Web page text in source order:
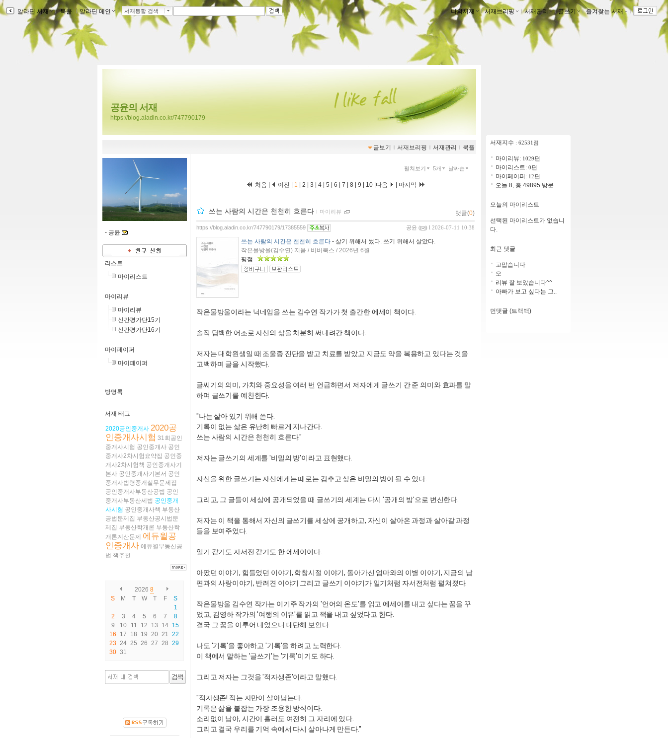
알라딘 서재 ｌ북플 ｌ알라딘 메인 ｌ 서재통합 검색 나의서재 ｌ서재브리핑 ｌ서재관리 ｌ글쓰기 ｌ즐겨찾는 서재 ｌ
공윤의 서재
https://blog.aladin.co.kr/747790179
글보기 ｌ 서재브리핑 ｌ 서재관리 ｌ 북플
- 공윤
리스트
마이리스트
마이리뷰
마이리뷰
신간평가단15기
신간평가단16기
마이페이퍼
마이페이퍼
방명록
서재 태그
2020공인중개사 2020공
인중개사시험 31회공인
중개사시험 공인중개사 공인
중개사2차시험요약집 공인중
개사2차시험책 공인중개사기
본사 공인중개사기본서 공인
중개사법령중개실무문제집
공인중개사부동산공법 공인
중개사부동산세법 공인중개
사시험 공인중개사책 부동산
공법문제집 부동산공시법문
제집 부동산학개론 부동산학
개론계산문제 에듀윌공
인중개사 에듀윌부동산공
법 책추천
2026 8
S
M T W T F
S
1
2
3 4 5 6 7
8
9
10 11 12 13 14 15
16
17 18 19 20 21 22
23 24 25 26 27 28 29
30 31
펼쳐보기 5개 날짜순
처음 | 이전 | 1 2 3 4 5 6 7 8 9 10 다음 마지막
쓰는 사람의 시간은 천천히 흐른다 ｌ 마이리뷰 댓글(0)
공윤 ( ) l 2026-07-11 10:38
https://blog.aladin.co.kr/747790179/17385559
쓰는 사람의 시간은 천천히 흐른다 - 살기 위해서 썼다. 쓰기 위해서 살았다.
작은물방울(김수연) 지음 / 비버북스 / 2026년 6월
평점 :
작은물방울이라는 닉네임을 쓰는 김수연 작가가 첫 출간한 에세이 책이다.
솔직 담백한 어조로 자신의 삶을 차분히 써내려간 책이다.
저자는 대학원생일 때 조울증 진단을 받고 치료를 받았고 지금도 약을 복용하고 있다는 것을
고백하며 글을 시작했다.
글씨기의 의미, 가치와 중요성을 여러 번 언급하면서 저자에게 글쓰기 간 준 의미와 효과를 말
하며 글쓰기를 예찬한다.
"나는 살아 있기 위해 쓴다.
기록이 없는 삶은 유난히 빠르게 지나간다.
쓰는 사람의 시간은 천천히 흐른다."
저자는 글쓰기의 세계를 '비밀의 방'이라고 표현했다.
자신을 위한 글쓰기는 자신에게는 때로는 감추고 싶은 비밀의 방이 될 수 있다.
​그리고, 그 글들이 세상에 공개되었을 때 글쓰기의 세계는 다시 '공개의 방'으로 변신한다.
저자는 이 책을 통해서 자신의 글쓰기를 세상에 공개하고, 자신이 살아온 과정과 살아갈 과정
들을 보여주었다.
​일기 같기도 자서전 같기도 한 에세이이다.
아팠던 이야기, 힘들었던 이야기, 학창시절 이야기, 돌아가신 엄마와의 이별 이야기, 지금의 남
편과의 사랑이야기, 반려견 이야기 그리고 글쓰기 이야기가 일기처럼 자서전처럼 펼쳐졌다.
​작은물방울 김수연 작가는 이기주 작가의 '언어의 온도'를 읽고 에세이를 내고 싶다는 꿈을 꾸
었고, 김영하 작가의 '여행의 이유'를 읽고 책을 내고 싶었다고 한다.
결국 그 꿈을 이루어 내었으니 대단해 보인다.
나도 '기록'을 좋아하고 '기록'을 하려고 노력한다.
이 책에서 말하는 '글쓰기'는 '기록'이기도 하다.
그리고 저자는 그것을 '적자생존'이라고 말했다.
"적자생존! 적는 자만이 살아남는다.
기록은 삶을 붙잡는 가장 조용한 방식이다.
소리없이 남아, 시간이 흘러도 여전히 그 자리에 있다.
그리고 결국 우리를 기억 속에서 다시 살아나게 만든다."
서재지수 : 62531점
마이리뷰: 1029편
마이리스트: 0편
마이페이퍼: 12편
오늘 8, 총 49895 방문
오늘의 마이리스트
선택된 마이리스트가 없습니
다.
최근 댓글
고맙습니다
오
리뷰 잘 보았습니다^^
아빠가 보고 싶다는 그..
먼댓글 (트랙백)